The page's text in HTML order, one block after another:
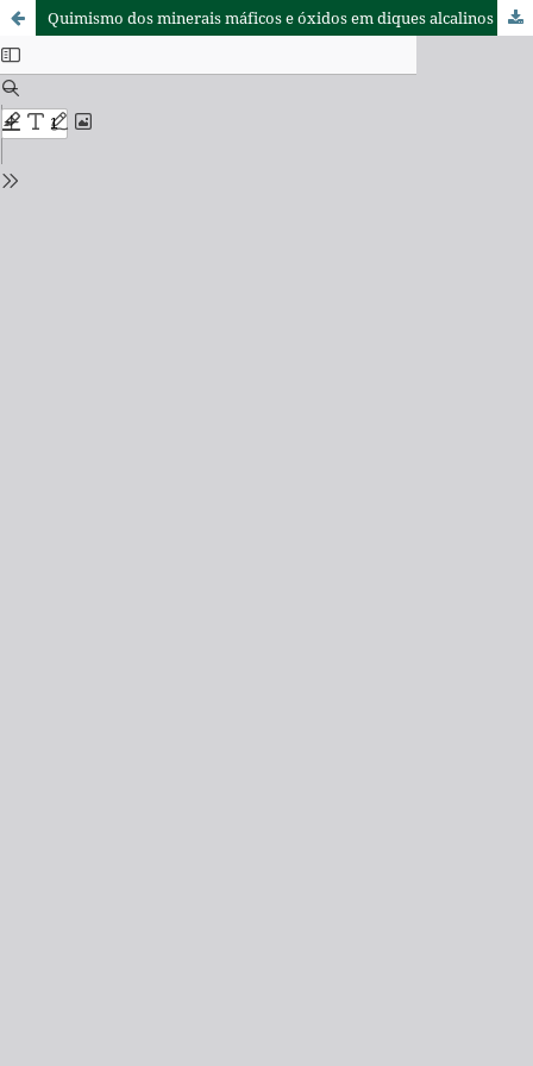
Quimismo dos minerais máficos e óxidos em diques alcalinos e de composições básicas a intermediárias da região costeira entre São Sebastião e Ubatuba, estado de São Paulo